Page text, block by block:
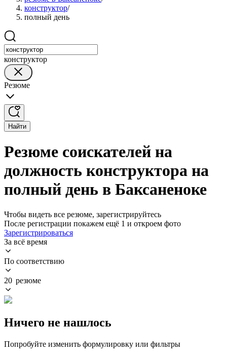
конструктор/
полный день
конструктор
Резюме
Найти
Резюме соискателей на
должность конструктора на
полный день в Баксаненоке
Чтобы видеть все резюме, зарегистрируйтесь
После регистрации покажем ещё 1 и откроем фото
Зарегистрироваться
За всё время
По соответствию
20 резюме
Ничего не нашлось
Попробуйте изменить формулировку или фильтры